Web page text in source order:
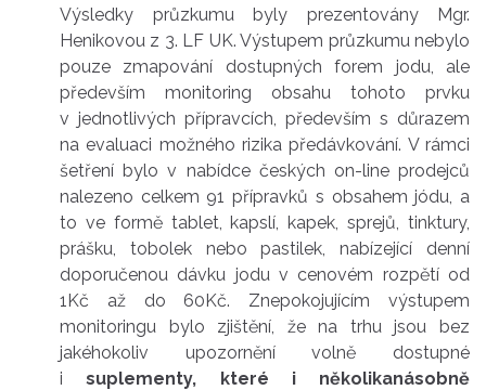
Výsledky průzkumu byly prezentovány Mgr.
Henikovou z 3. LF UK. Výstupem průzkumu nebylo
pouze zmapování dostupných forem jodu, ale
především monitoring obsahu tohoto prvku
v jednotlivých přípravcích, především s důrazem
na evaluaci možného rizika předávkování. V rámci
šetření bylo v nabídce českých on-line prodejců
nalezeno celkem 91 přípravků s obsahem jódu, a
to ve formě tablet, kapslí, kapek, sprejů, tinktury,
prášku, tobolek nebo pastilek, nabízející denní
doporučenou dávku jodu v cenovém rozpětí od
1Kč až do 60Kč. Znepokojujícím výstupem
monitoringu bylo zjištění, že na trhu jsou bez
jakéhokoliv upozornění volně dostupné
isuplementy, které i několikanásobně